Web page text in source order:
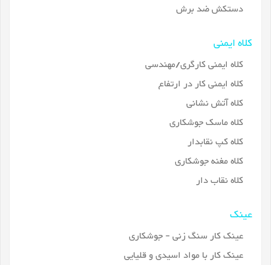
دستکش ضد برش
کلاه ایمنی
کلاه ایمنی کارگری/مهندسی
کلاه ایمنی کار در ارتفاع
کلاه آتش نشانی
کلاه ماسک جوشکاری
کلاه کپ نقابدار
کلاه مغنه جوشکاری
کلاه نقاب دار
عینک
عینک کار سنگ زنی - جوشکاری
عینک کار با مواد اسیدی و قلیایی